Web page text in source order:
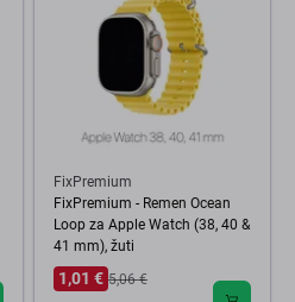
FixPremium
FixPremium - Remen Ocean
Loop za Apple Watch (38, 40 &
41 mm), žuti
1,01 € 5,06 €